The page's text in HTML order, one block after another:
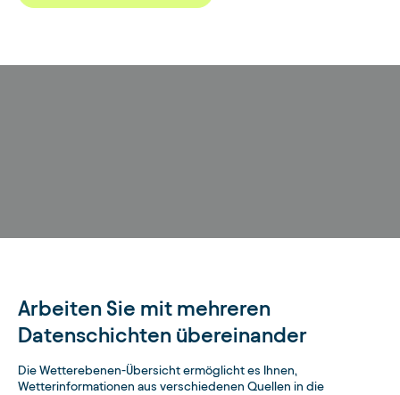
Arbeiten Sie mit mehreren
Datenschichten übereinander
Die Wetterebenen-Übersicht ermöglicht es Ihnen,
Wetterinformationen aus verschiedenen Quellen in die